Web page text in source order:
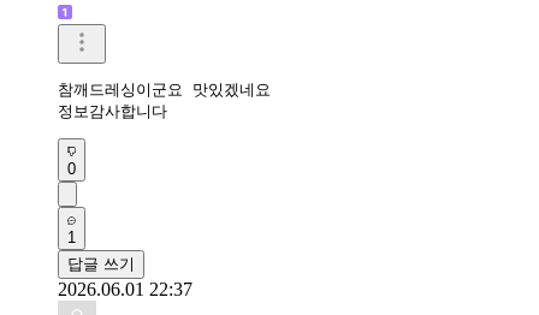
참깨드레싱이군요 맛있겠네요
정보감사합니다
0
1
답글 쓰기
2026.06.01 22:37